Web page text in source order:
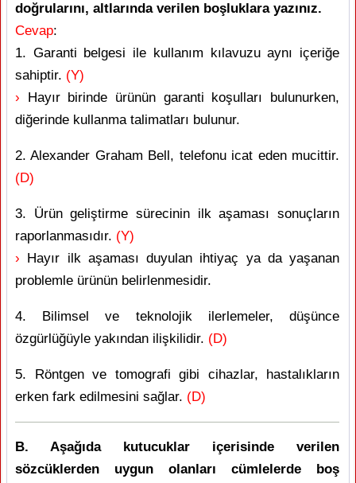
doğrularını, altlarında verilen boşluklara yazınız.
Cevap:
1. Garanti belgesi ile kullanım kılavuzu aynı içeriğe
sahiptir. (Y)
› Hayır birinde ürünün garanti koşulları bulunurken,
diğerinde kullanma talimatları bulunur.
2. Alexander Graham Bell, telefonu icat eden mucittir.
(D)
3. Ürün geliştirme sürecinin ilk aşaması sonuçların
raporlanmasıdır. (Y)
› Hayır ilk aşaması duyulan ihtiyaç ya da yaşanan
problemle ürünün belirlenmesidir.
4. Bilimsel ve teknolojik ilerlemeler, düşünce
özgürlüğüyle yakından ilişkilidir. (D)
5. Röntgen ve tomografi gibi cihazlar, hastalıkların
erken fark edilmesini sağlar. (D)
B. Aşağıda kutucuklar içerisinde verilen
sözcüklerden uygun olanları cümlelerde boş